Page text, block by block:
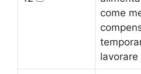
come
lavorare